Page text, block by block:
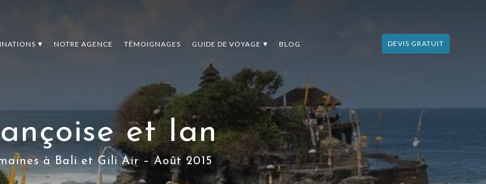
NOTRE AGENCE TÉMOIGNAGES GUIDE DE VOYAGE BLOG DEVIS GRATUIT
et Ian
à Bali et Gili Air – Août 2015